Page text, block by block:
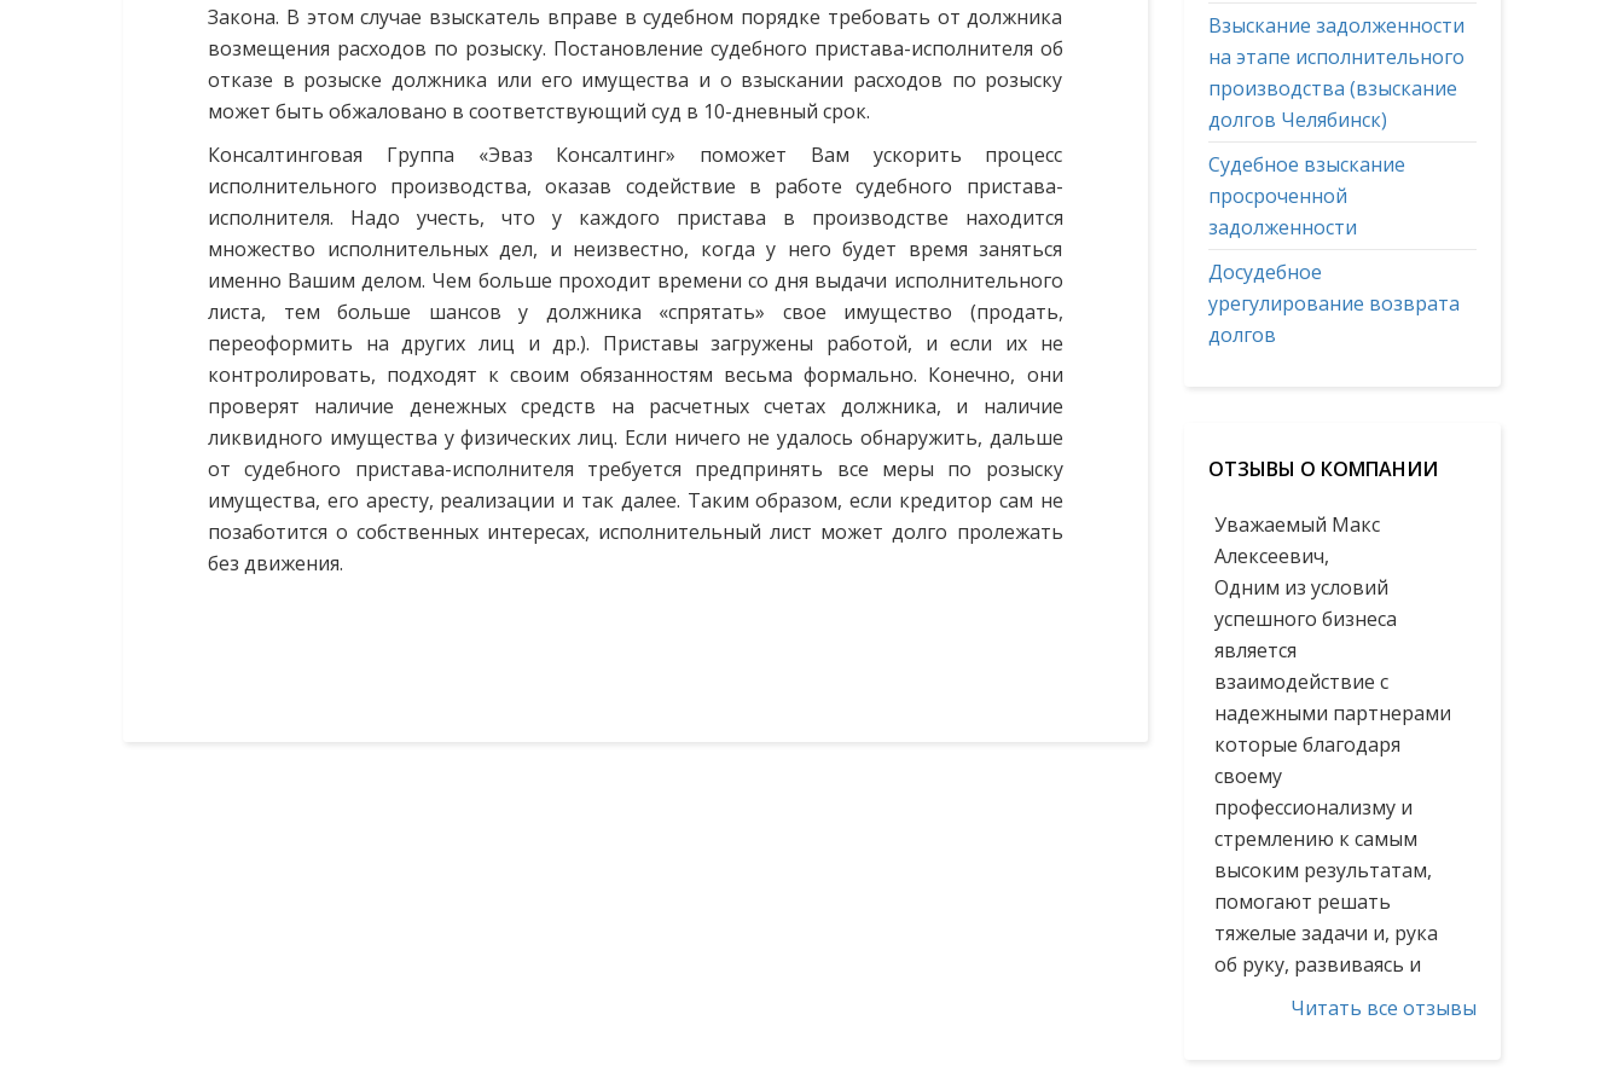
Закона. В этом случае взыскатель вправе в судебном порядке требовать от должника
возмещения расходов по розыску. Постановление судебного пристава-исполнителя об
отказе в розыске должника или его имущества и о взыскании расходов по розыску
может быть обжаловано в соответствующий суд в 10-дневный срок.
Консалтинговая Группа «Эваз Консалтинг» поможет Вам ускорить процесс
исполнительного производства, оказав содействие в работе судебного пристава-
исполнителя. Надо учесть, что у каждого пристава в производстве находится
множество исполнительных дел, и неизвестно, когда у него будет время заняться
именно Вашим делом. Чем больше проходит времени со дня выдачи исполнительного
листа, тем больше шансов у должника «спрятать» свое имущество (продать,
переоформить на других лиц и др.). Приставы загружены работой, и если их не
контролировать, подходят к своим обязанностям весьма формально. Конечно, они
проверят наличие денежных средств на расчетных счетах должника, и наличие
ликвидного имущества у физических лиц. Если ничего не удалось обнаружить, дальше
от судебного пристава-исполнителя требуется предпринять все меры по розыску
имущества, его аресту, реализации и так далее. Таким образом, если кредитор сам не
позаботится о собственных интересах, исполнительный лист может долго пролежать
без движения.
Взыскание задолженности
на этапе исполнительного
производства (взыскание
долгов Челябинск)
Судебное взыскание
просроченной
задолженности
Досудебное
урегулирование возврата
долгов
ОТЗЫВЫ О КОМПАНИИ
Уважаемый Макс
Алексеевич,
Одним из условий
успешного бизнеса
является
взаимодействие с
надежными партнерами,
которые благодаря
своему
профессионализму и
стремлению к самым
высоким результатам,
помогают решать
тяжелые задачи и, рука
об руку, развиваясь и
совершенствуясь,
Читать все отзывы